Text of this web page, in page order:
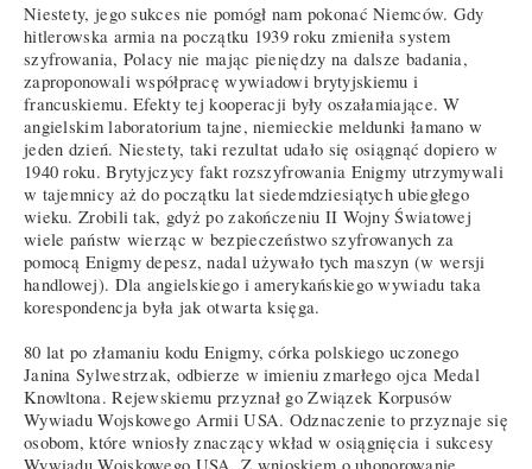
Niestety, jego sukces nie pomógł nam pokonać Niemców. Gdy
hitlerowska armia na początku 1939 roku zmieniła system
szyfrowania, Polacy nie mając pieniędzy na dalsze badania,
zaproponowali współpracę wywiadowi brytyjskiemu i
francuskiemu. Efekty tej kooperacji były oszałamiające. W
angielskim laboratorium tajne, niemieckie meldunki łamano w
jeden dzień. Niestety, taki rezultat udało się osiągnąć dopiero w
1940 roku. Brytyjczycy fakt rozszyfrowania Enigmy utrzymywali
w tajemnicy aż do początku lat siedemdziesiątych ubiegłego
wieku. Zrobili tak, gdyż po zakończeniu II Wojny Światowej
wiele państw wierząc w bezpieczeństwo szyfrowanych za
pomocą Enigmy depesz, nadal używało tych maszyn (w wersji
handlowej). Dla angielskiego i amerykańskiego wywiadu taka
korespondencja była jak otwarta księga.
80 lat po złamaniu kodu Enigmy, córka polskiego uczonego
Janina Sylwestrzak, odbierze w imieniu zmarłego ojca Medal
Knowltona. Rejewskiemu przyznał go Związek Korpusów
Wywiadu Wojskowego Armii USA. Odznaczenie to przyznaje się
osobom, które wniosły znaczący wkład w osiągnięcia i sukcesy
Wywiadu Wojskowego USA. Z wnioskiem o uhonorowanie